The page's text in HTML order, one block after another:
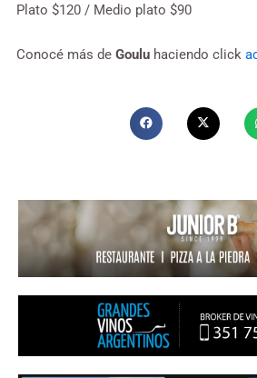
Plato $120 / Medio plato $90
Conocé más de Goulu haciendo click